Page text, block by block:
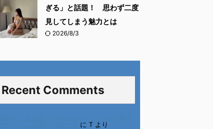
ぎる」と話題！ 思わず二度
見してしまう魅力とは
2026/8/3
Recent Comments
に T より